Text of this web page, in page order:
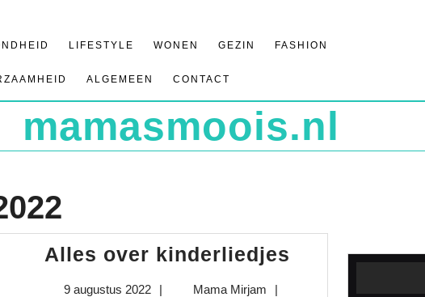
LIFESTYLE WONEN GEZIN FASHION
ALGEMEEN CONTACT
mamasmoois.nl
Alles over kinderliedjes
9 augustus 20229
| Mama MirjamMama
|